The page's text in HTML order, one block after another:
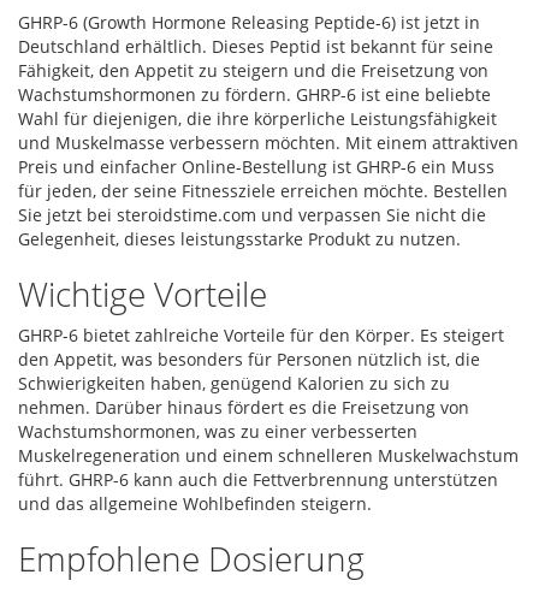
GHRP-6 (Growth Hormone Releasing Peptide-6) ist jetzt in
Deutschland erhältlich. Dieses Peptid ist bekannt für seine
Fähigkeit, den Appetit zu steigern und die Freisetzung von
Wachstumshormonen zu fördern. GHRP-6 ist eine beliebte
Wahl für diejenigen, die ihre körperliche Leistungsfähigkeit
und Muskelmasse verbessern möchten. Mit einem attraktiven
Preis und einfacher Online-Bestellung ist GHRP-6 ein Muss
für jeden, der seine Fitnessziele erreichen möchte. Bestellen
Sie jetzt bei steroidstime.com und verpassen Sie nicht die
Gelegenheit, dieses leistungsstarke Produkt zu nutzen.
Wichtige Vorteile
GHRP-6 bietet zahlreiche Vorteile für den Körper. Es steigert
den Appetit, was besonders für Personen nützlich ist, die
Schwierigkeiten haben, genügend Kalorien zu sich zu
nehmen. Darüber hinaus fördert es die Freisetzung von
Wachstumshormonen, was zu einer verbesserten
Muskelregeneration und einem schnelleren Muskelwachstum
führt. GHRP-6 kann auch die Fettverbrennung unterstützen
und das allgemeine Wohlbefinden steigern.
Empfohlene Dosierung